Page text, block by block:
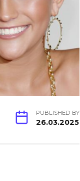
PUBLISHED BY
26.03.2025